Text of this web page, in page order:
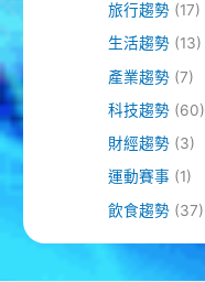
旅行趨勢(17)
生活趨勢(13)
產業趨勢(7)
科技趨勢(60)
財經趨勢(3)
運動賽事 (1)
飲食趨勢(37)